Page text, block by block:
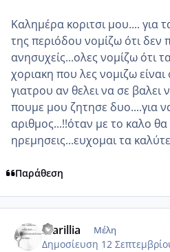
Καλημέρα κοριτσι μου.... για
της περιόδου νομίζω ότι δεν
ανησυχείς...ολες νομίζω ότι
χοριακη που λες νομιζω
γιατρου αν θελει να σε βαλει
πουμε μου ζητησε δυο....για
αριθμος...!!όταν με το καλο
ηρεμησεις...ευχομαι τα
Παράθεση
marillia Μέλη
Δημοσίευση 12